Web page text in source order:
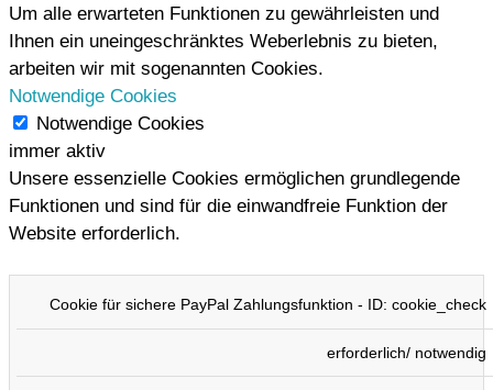
Um alle erwarteten Funktionen zu gewährleisten und
Ihnen ein uneingeschränktes Weberlebnis zu bieten,
arbeiten wir mit sogenannten Cookies.
Notwendige Cookies
Notwendige Cookies
immer aktiv
Unsere essenzielle Cookies ermöglichen grundlegende
Funktionen und sind für die einwandfreie Funktion der
Website erforderlich.
COOKIE TYP DAUER BESCHREIBUNG
Cookie für sichere PayPal Zahlungsfunktion - ID: cookie_check
erforderlich/ notwendig